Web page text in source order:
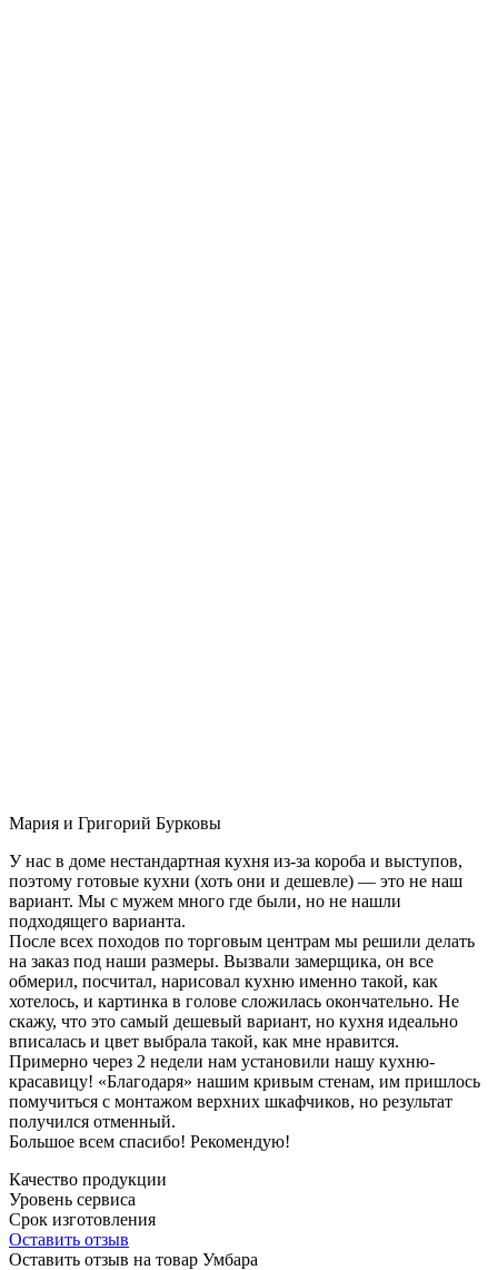
Мария и Григорий Бурковы
У нас в доме нестандартная кухня из-за короба и выступов,
поэтому готовые кухни (хоть они и дешевле) — это не наш
вариант. Мы с мужем много где были, но не нашли
подходящего варианта.
После всех походов по торговым центрам мы решили делать
на заказ под наши размеры. Вызвали замерщика, он все
обмерил, посчитал, нарисовал кухню именно такой, как
хотелось, и картинка в голове сложилась окончательно. Не
скажу, что это самый дешевый вариант, но кухня идеально
вписалась и цвет выбрала такой, как мне нравится.
Примерно через 2 недели нам установили нашу кухню-
красавицу! «Благодаря» нашим кривым стенам, им пришлось
помучиться с монтажом верхних шкафчиков, но результат
получился отменный.
Большое всем спасибо! Рекомендую!
Качество продукции
Уровень сервиса
Срок изготовления
Оставить отзыв
Оставить отзыв на товар Умбара